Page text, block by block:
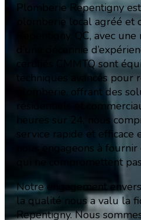
Plomberie Repentigny
plomberie local agréé et
Repentigny, QC, avec
d’une décennie
certifiés CMMTQ sont
techniques avancés
plomberie, offrant des
résidentiels et
heures sur 24, nous
service rapide et efficace
nous engageons à
qui ne compromettent
Notre engagement
la qualité nous a valu la
Repentigny. Nous